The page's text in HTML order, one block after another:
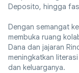
Deposito, hingga
Dengan semangat
membuka ruang
Dana dan jajaran
meningkatkan
dan keluarganya.